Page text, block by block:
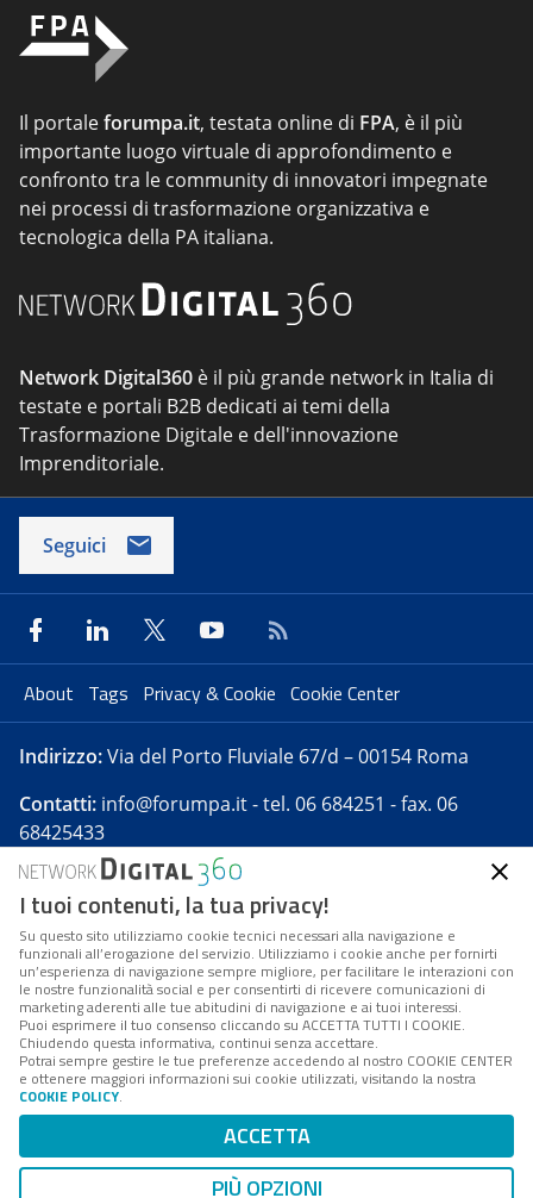
Il portaleforumpa.it, testata online di FPA, è il più
importante luogo virtuale di approfondimento e
confronto tra le community di innovatori impegnate
nei processi di trasformazione organizzativa e
tecnologica della PA italiana.
Network Digital360 è il più grande network in Italia di
testate e portali B2B dedicati ai temi della
Trasformazione Digitale e dell'innovazione
Imprenditoriale.
Seguici
About Tags Privacy & Cookie Cookie Center
Indirizzo:Via del Porto Fluviale 67/d – 00154 Roma
Contatti: info@forumpa.it- tel. 06 684251 - fax. 06
68425433
Forumpa.itè una pubblicazione telematica iscritta
presso Registro della stampa del Tribunale di Roma -
Reg. n. 182 del 2 maggio 2008 - Direttore resp. Michela
Stentella
FPA s.r.l. è società soggetta a Direzione e
Coordinamento da parte di Digital360 S.p.A. - FPA s.r.l.
è un'azienda certificata per il sistema di management
Codice Fiscale/Partita IVA n. 10693191008 - R.E.A. Roma
n. 1249791. ISP AWS
Mappa del sito
I tuoi contenuti, la tua privacy!
Su questo sito utilizziamo cookie tecnici necessari alla navigazione e
funzionali all’erogazione del servizio. Utilizziamo i cookie anche per fornirti
un’esperienza di navigazione sempre migliore, per facilitare le interazioni con
le nostre funzionalità social e per consentirti di ricevere comunicazioni di
marketing aderenti alle tue abitudini di navigazione e ai tuoi interessi.
Puoi esprimere il tuo consenso cliccando su ACCETTA TUTTI I COOKIE.
Chiudendo questa informativa, continui senza accettare.
Potrai sempre gestire le tue preferenze accedendo al nostro COOKIE CENTER
e ottenere maggiori informazioni sui cookie utilizzati, visitando la nostra
COOKIE POLICY.
ACCETTA
PIÙ OPZIONI